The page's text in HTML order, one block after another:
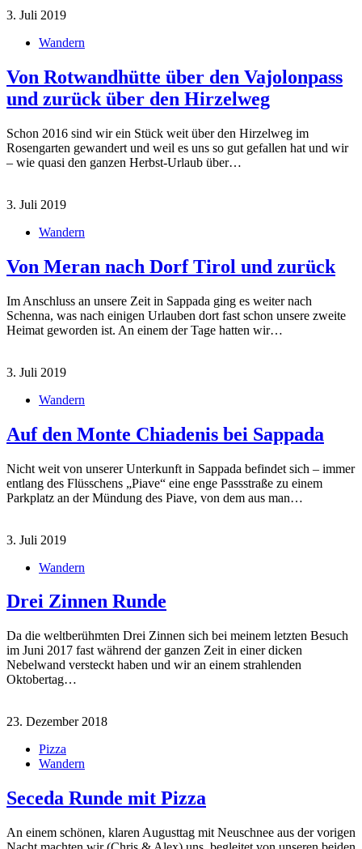
3. Juli 2019
Wandern
Von Rotwandhütte über den Vajolonpass
und zurück über den Hirzelweg
Schon 2016 sind wir ein Stück weit über den Hirzelweg im
Rosengarten gewandert und weil es uns so gut gefallen hat und wir
– wie quasi den ganzen Herbst-Urlaub über…
3. Juli 2019
Wandern
Von Meran nach Dorf Tirol und zurück
Im Anschluss an unsere Zeit in Sappada ging es weiter nach
Schenna, was nach einigen Urlauben dort fast schon unsere zweite
Heimat geworden ist. An einem der Tage hatten wir…
3. Juli 2019
Wandern
Auf den Monte Chiadenis bei Sappada
Nicht weit von unserer Unterkunft in Sappada befindet sich – immer
entlang des Flüsschens „Piave“ eine enge Passstraße zu einem
Parkplatz an der Mündung des Piave, von dem aus man…
3. Juli 2019
Wandern
Drei Zinnen Runde
Da die weltberühmten Drei Zinnen sich bei meinem letzten Besuch
im Juni 2017 fast während der ganzen Zeit in einer dicken
Nebelwand versteckt haben und wir an einem strahlenden
Oktobertag…
23. Dezember 2018
Pizza
Wandern
Seceda Runde mit Pizza
An einem schönen, klaren Augusttag mit Neuschnee aus der vorigen